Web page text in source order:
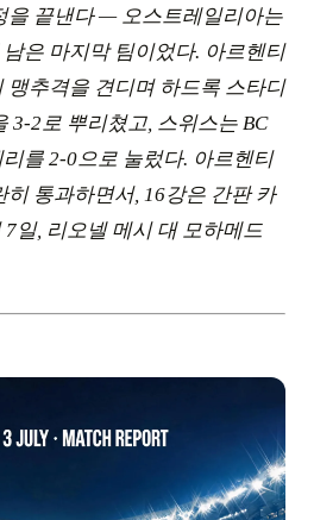
을 끝낸다 — 오스트레일리아는
은 마지막 팀이었다. 아르헨티
맹추격을 견디며 하드록 스타디
3-2로 뿌리쳤고, 스위스는 BC
를 2-0으로 눌렀다. 아르헨티
히 통과하면서, 16강은 간판 카
일, 리오넬 메시 대 모하메드